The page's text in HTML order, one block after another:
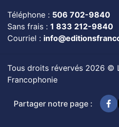
Téléphone : 506 702-9840
Sans frais : 1 833 212-9840
Courriel :
Tous droits révervés 2026 ©
Francophonie
Partager notre page :